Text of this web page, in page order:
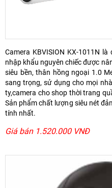
Camera KBVISION KX-1011N
nhập khẩu nguyên chiếc được
siêu bền, thân hồng ngoại 1.0
sang trọng, sử dụng cho mọi
ty,camera cho shop thời trang
Sản phẩm chất lượng siêu nét
tính nhất.
Giá bán 1.520.000 VNĐ